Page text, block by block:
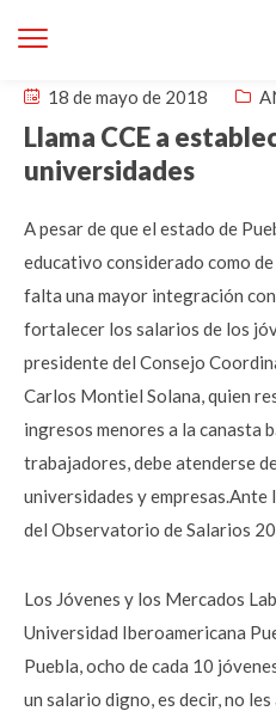
18 de mayo de 2018
Llama CCE a
universidades
A pesar de que el estado de
educativo considerado como
falta una mayor integración
fortalecer los salarios de los
presidente del Consejo
Carlos Montiel Solana, quien
ingresos menores a la canasta
trabajadores, debe atenderse
universidades y
del Observatorio de Salarios
Los Jóvenes y los Mercados
Universidad Iberoamericana
Puebla, ocho de cada 10
un salario digno, es decir, no